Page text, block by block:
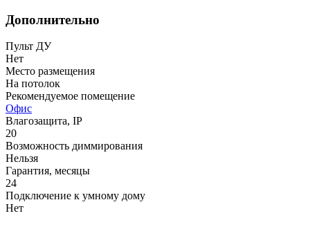
Дополнительно
Пульт ДУ
Нет
Место размещения
На потолок
Рекомендуемое помещение
Офис
Влагозащита, IP
20
Возможность диммирования
Нельзя
Гарантия, месяцы
24
Подключение к умному дому
Нет